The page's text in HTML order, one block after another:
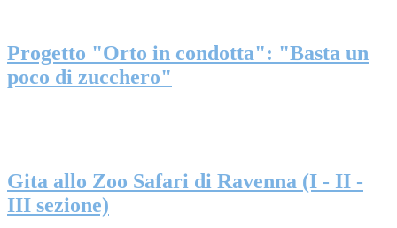
Progetto "Orto in condotta": "Basta un
poco di zucchero"
Gita allo Zoo Safari di Ravenna (I - II -
III sezione)